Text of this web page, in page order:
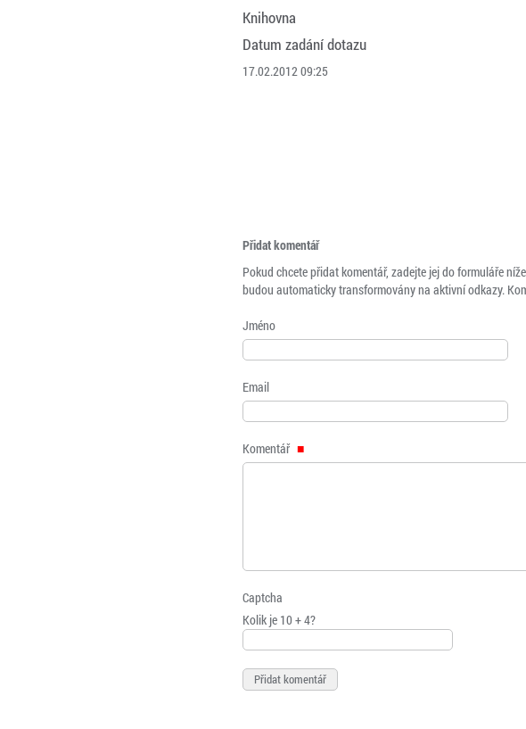
Knihovna
Datum zadání dotazu
17.02.2012 09:25
Přidat komentář
Pokud chcete přidat komentář, zadejte jej do formuláře
budou automaticky transformovány na aktivní odkazy.
Jméno
Email
Komentář
Captcha
Kolik je 10 + 4?